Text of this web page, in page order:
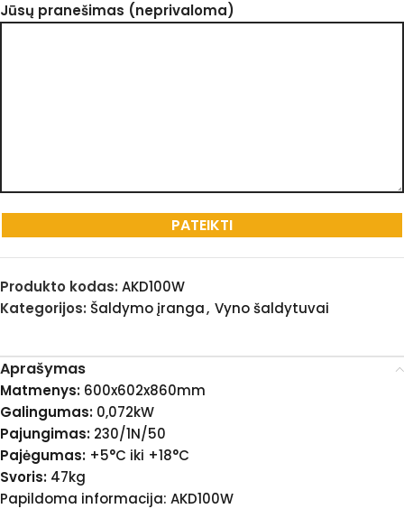
Jūsų pranešimas (neprivaloma)
Produkto kodas: AKD100W
Kategorijos: Šaldymo įranga, Vyno šaldytuvai
Aprašymas
Matmenys: 600x602x860mm
Galingumas: 0,072kW
Pajungimas: 230/1N/50
Pajėgumas: +5°C iki +18°C
Svoris: 47kg
Papildoma informacija: AKD100W